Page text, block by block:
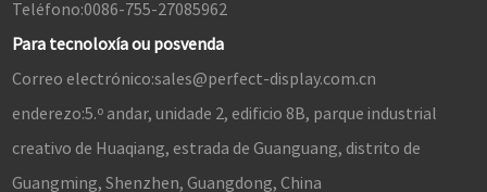
Teléfono:0086-755-27085962
Para tecnoloxía ou posvenda
Correo electrónico:sales@perfect-display.com.cn
enderezo:5.º andar, unidade 2, edificio 8B, parque industrial
creativo de Huaqiang, estrada de Guanguang, distrito de
Guangming, Shenzhen, Guangdong, China